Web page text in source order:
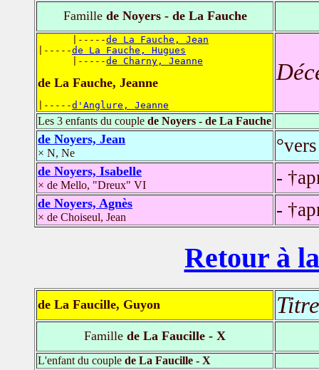
Famillede Noyers - de La Fauche
      |-----
de La Fauche, Jean
|-----de La Fauche, Hugues
      |-----
de Charny, Jeanne
de La Fauche, Jeanne
|-----d'Anglure, Jeanne
Les 3 enfants du couple de Noyers - de La Fauche
de Noyers, Jean
× N, Ne
de Noyers, Isabelle
× de Mello, "Dreux" VI -
de Noyers, Agnès
× de Choiseul, Jean -
Retour à
de La Faucille, Guyon
Famille de La Faucille - X
L'enfant du couple de La Faucille - X